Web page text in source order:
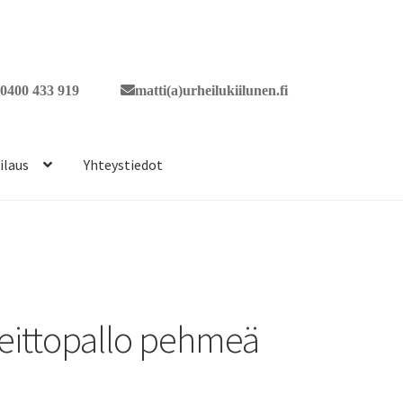
0400 433 919 matti(a)urheilukiilunen.fi
Yhteystiedot
pehmeä